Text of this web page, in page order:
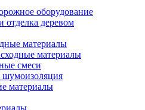
оборудование
отделка деревом
материалы
материалы
смеси
шумоизоляция
материалы